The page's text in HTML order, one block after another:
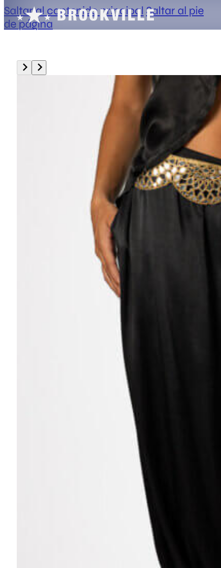
Saltar al contenido principal Saltar al pie
de página